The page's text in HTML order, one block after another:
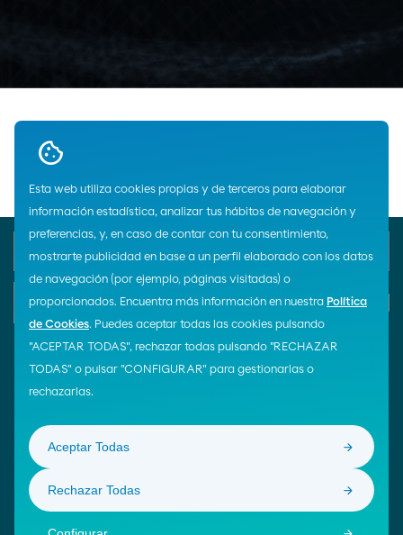
Esta web utiliza cookies propias y de terceros para elaborar
información estadística, analizar tus hábitos de navegación y
preferencias, y, en caso de contar con tu consentimiento,
mostrarte publicidad en base a un perfil elaborado con los datos
de navegación (por ejemplo, páginas visitadas) o
proporcionados. Encuentra más información en nuestra Política
de Cookies. Puedes aceptar todas las cookies pulsando
"ACEPTAR TODAS", rechazar todas pulsando "RECHAZAR
TODAS" o pulsar "CONFIGURAR" para gestionarlas o
rechazarlas.
Rechazar Todas
Aceptar Todas
Home
Teléfono de emergencia
900 33 77 33
Iniciar chat
Atención al cliente
900 100 269
Moeve Global
¡Síguenos!
Aviso Legal